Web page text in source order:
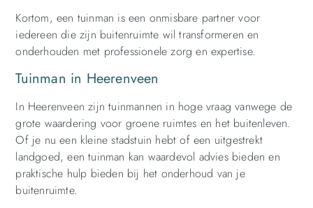
Kortom, een tuinman is een onmisbare partner voor
iedereen die zijn buitenruimte wil transformeren en
onderhouden met professionele zorg en expertise.
Tuinman in Heerenveen
In Heerenveen zijn tuinmannen in hoge vraag vanwege de
grote waardering voor groene ruimtes en het buitenleven.
Of je nu een kleine stadstuin hebt of een uitgestrekt
landgoed, een tuinman kan waardevol advies bieden en
praktische hulp bieden bij het onderhoud van je
buitenruimte.